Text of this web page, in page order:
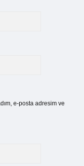
e-posta adresim ve